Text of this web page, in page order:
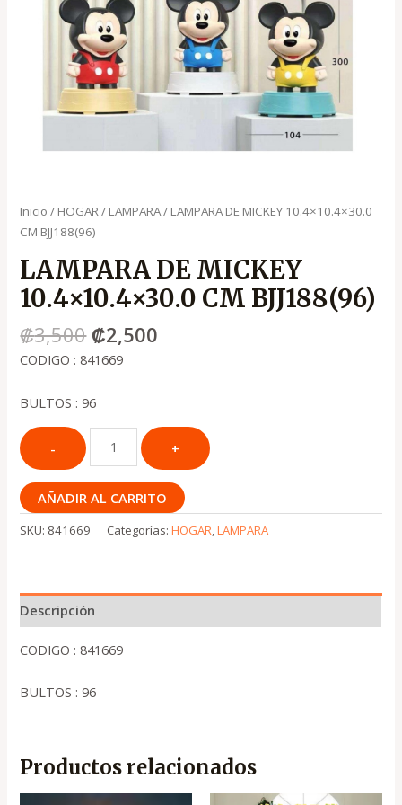
Inicio / HOGAR/ LAMPARA/ LAMPARA DE MICKEY 10.4×10.4×30.0
CM BJJ188(96)
LAMPARA DE MICKEY
10.4×10.4×30.0 CM BJJ188(96)
₡3,500 ₡2,500
CODIGO : 841669
BULTOS : 96
AÑADIR AL CARRITO
SKU: 841669 Categorías:HOGAR,LAMPARA
Descripción
CODIGO : 841669
BULTOS : 96
Productos relacionados
El